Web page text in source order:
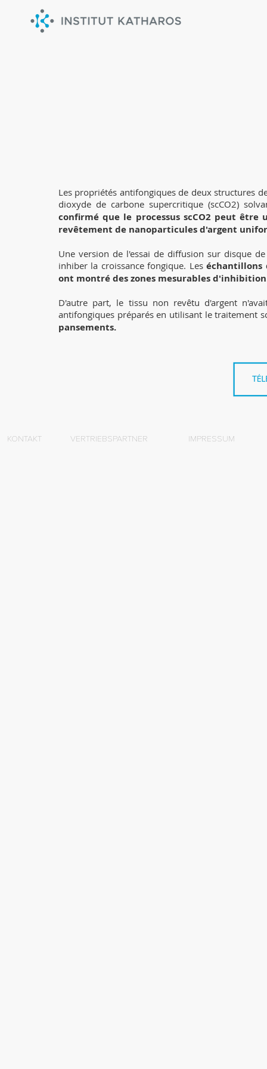
Les propriétés antifongiques de deux structures
dioxyde de carbone supercritique (scCO2)
confirmé que le processus scCO2 peut
revêtement de nanoparticules d'argent
Une version de l'essai de diffusion sur disque
inhiber la croissance fongique. Leséchantillons
ont montré des zones mesurables
D'autre part, le tissu non revêtu d'argent
antifongiques préparés en utilisant le traitement
pansements.
KONTAKT VERTRIEBSPARTNER IMPRESSUM